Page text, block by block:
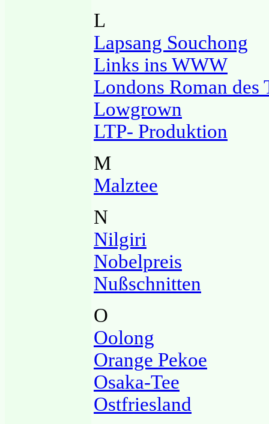
L
Lapsang Souchong
Links ins WWW
Londons Roman des
Lowgrown
LTP- Produktion
M
Malztee
N
Nilgiri
Nobelpreis
Nußschnitten
O
Oolong
Orange Pekoe
Osaka-Tee
Ostfriesland